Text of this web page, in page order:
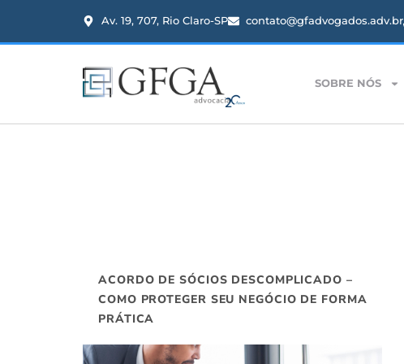
Av. 19, 707, Rio Claro-SP contato@gfadvogados.adv.br
SOBRE NÓS
ACORDO DE SÓCIOS DESCOMPLICADO –
COMO PROTEGER SEU NEGÓCIO DE FORMA
PRÁTICA